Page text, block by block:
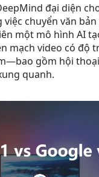
đại diện
chuyển văn
một mô hình AI
mạch video có độ
gồm hội
quanh.